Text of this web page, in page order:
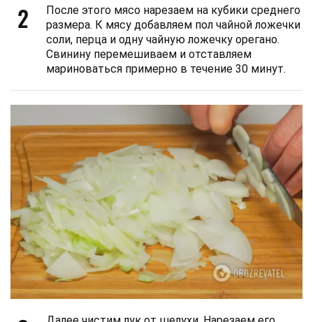
2
После этого мясо нарезаем на кубики среднего
размера. К мясу добавляем пол чайной ложечки
соли, перца и одну чайную ложечку орегано.
Свинину перемешиваем и отставляем
мариноваться примерно в течение 30 минут.